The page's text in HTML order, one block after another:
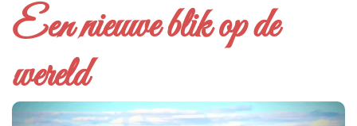
Een nieuwe blik op de
wereld